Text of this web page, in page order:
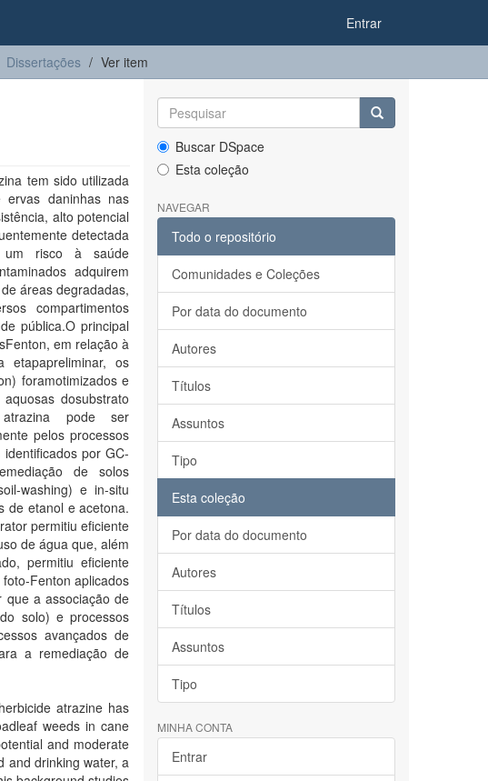
Entrar
Dissertações Ver item
tem sido utilizada
daninhas nas
alto potencial
detectada
um risco à saúde
adquirem
áreas degradadas,
compartimentos
pública.O principal
em relação à
etapapreliminar, os
foramotimizados e
dosubstrato
pode ser
pelos processos
por GC-
de solos
washing) e in-situ
de etanol e acetona.
permitiu eficiente
de água que, além
permitiu eficiente
Fenton aplicados
que a associação de
solo) e processos
avançados de
a remediação de
atrazine has
weeds in cane
and moderate
and drinking water, a
Buscar DSpace
Esta coleção
NAVEGAR
Todo o repositório
Comunidades e Coleções
Por data do documento
Autores
Títulos
Assuntos
Tipo
Esta coleção
Por data do documento
Autores
Títulos
Assuntos
Tipo
MINHA CONTA
Entrar